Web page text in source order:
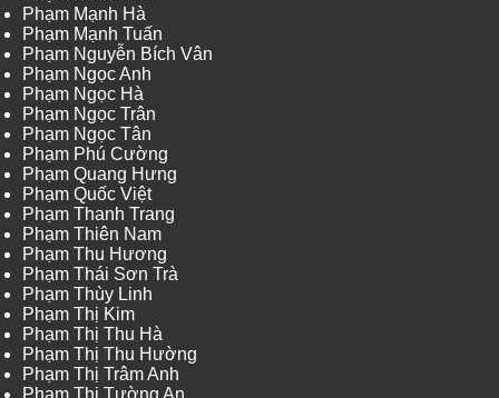
Phạm Mạnh Hà
Phạm Mạnh Tuấn
Phạm Nguyễn Bích Vân
Phạm Ngọc Anh
Phạm Ngọc Hà
Phạm Ngọc Trân
Phạm Ngọc Tân
Phạm Phú Cường
Phạm Quang Hưng
Phạm Quốc Việt
Phạm Thanh Trang
Phạm Thiên Nam
Phạm Thu Hương
Phạm Thái Sơn Trà
Phạm Thùy Linh
Phạm Thị Kim
Phạm Thị Thu Hà
Phạm Thị Thu Hường
Phạm Thị Trâm Anh
Phạm Thị Tường An